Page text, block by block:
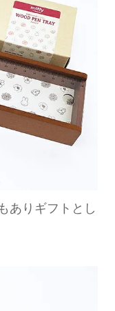
ありギフトとし